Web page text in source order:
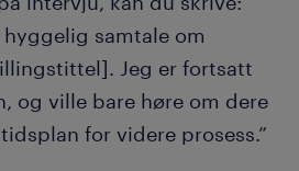
hyggelig samtale om
Jeg er fortsatt
og ville bare høre om dere
for videre prosess.”